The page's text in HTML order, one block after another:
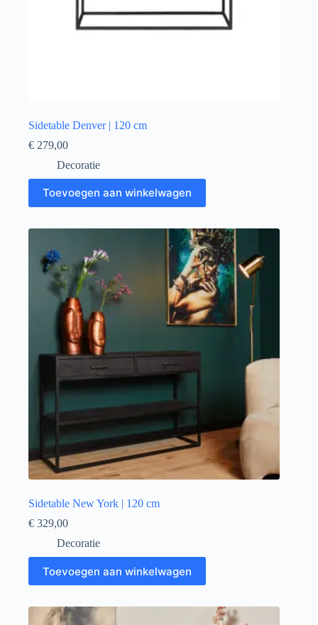
Sidetable Denver | 120 cm
€ 279,00
Decoratie
Toevoegen aan winkelwagen
Sidetable New York | 120 cm
€ 329,00
Decoratie
Toevoegen aan winkelwagen